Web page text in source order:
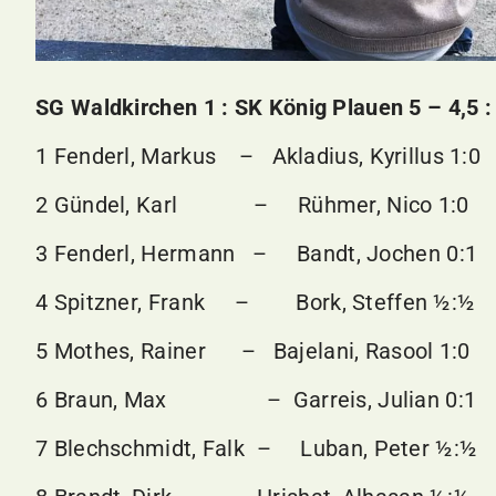
SG Waldkirchen 1 : SK König Plauen 5 – 4,5
1 Fenderl, Markus – Akladius, Kyrillus 1:0
2 Gündel, Karl – Rühmer, Nico 1:0
3 Fenderl, Hermann – Bandt, Jochen 0:1
4 Spitzner, Frank – Bork, Steffen ½:½
5 Mothes, Rainer – Bajelani, Rasool 1:0
6 Braun, Max – Garreis, Julian 0:1
7 Blechschmidt, Falk – Luban, Peter ½:½